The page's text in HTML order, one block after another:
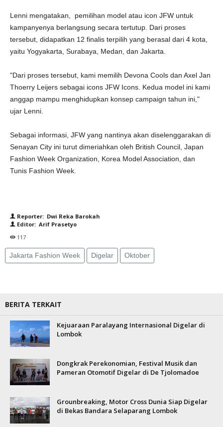
Lenni mengatakan, pemilihan model atau icon JFW untuk
kampanyenya berlangsung secara tertutup. Dari proses
tersebut, didapatkan 12 finalis terpilih yang berasal dari 4 kota,
yaitu Yogyakarta, Surabaya, Medan, dan Jakarta.
"Dari proses tersebut, kami memilih Devona Cools dan Axel Jan
Thoerry Leijers sebagai icons JFW Icons. Kedua model ini kami
anggap mampu menghidupkan konsep campaign tahun ini,"
ujar Lenni.
Sebagai informasi, JFW yang nantinya akan diselenggarakan di
Senayan City ini turut dimeriahkan oleh British Council, Japan
Fashion Week Organization, Korea Model Association, dan
Tunis Fashion Week.
Reporter: Dwi Reka Barokah
Editor: Arif Prasetyo
117
Jakarta Fashion Week Digelar Oktober
BERITA TERKAIT
Kejuaraan Paralayang Internasional Digelar di
Lombok
Dongkrak Perekonomian, Festival Musik dan
Pameran Otomotif Digelar di De Tjolomadoe
Grounbreaking, Motor Cross Dunia Siap Digelar
di Bekas Bandara Selaparang Lombok